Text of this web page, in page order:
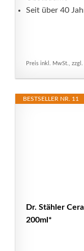
Seit über 40
Preis inkl. MwSt., zzgl.
BESTSELLER NR. 11
Dr. Stähler
200ml*